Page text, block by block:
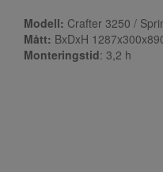
Modell: Crafter 3250 /
Mått: BxDxH
Monteringstid: 3,2 h